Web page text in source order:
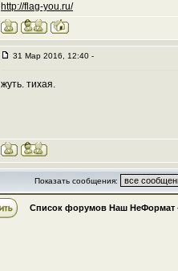
http://flag-you.ru/
31 Мар 2016, 12:40 -
жуть. тихая.
Показать сообщения:
Список форумов Наш НеФормат